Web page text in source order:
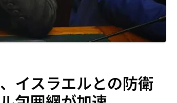
イスラエルとの防衛